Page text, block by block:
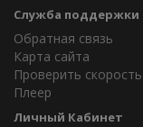
Служба поддержки
Обратная связь
Карта сайта
Проверить скорость
Плеер
Личный Кабинет